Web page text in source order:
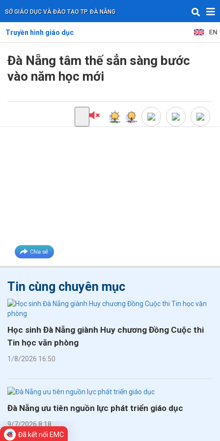
SỞ GIÁO DỤC VÀ ĐÀO TẠO TP. ĐÀ NẴNG
Truyền hình giáo dục
Đà Nẵng tâm thế sẳn sàng bước
vào năm học mới
Tin cùng chuyên mục
Học sinh Đà Nẵng giành Huy chương Đồng Cuộc thi
Tin học văn phòng
1/8/2026 16:50
Đà Nẵng ưu tiên nguồn lực phát triển giáo dục
9/7/2026 8:18
Đã kết nối EMC